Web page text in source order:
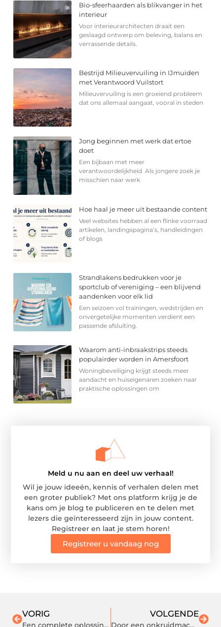
Bio-sfeerhaarden als blikvanger in het
interieur
Voor interieurarchitecten draait een
geslaagd ontwerp om beleving, balans en
verrassende details.
Bestrijd Milieuvervuiling in IJmuiden
met Verantwoord Vuilstort
Milieuvervuiling is een groeiend probleem
dat ons allemaal aangaat, vooral in steden
Jong beginnen met werk dat ertoe
doet
Een bijbaan met meer
verantwoordelijkheid Als jongere zoek je
misschien naar werk
Hoe haal je meer uit bestaande content
Veel websites hebben al een flinke voorraad
artikelen, landingspagina’s, handleidingen
of blogs
Strandlakens bedrukken voor je
sportclub of vereniging – een blijvend
aandenken voor elk lid
Een seizoen vol trainingen, wedstrijden en
onvergetelijke momenten verdient een
passende afsluiting.
Waarom anti-inbraakstrips steeds
populairder worden in Amersfoort
Woningbeveiliging krijgt steeds meer
aandacht en huiseigenaren zoeken naar
praktische oplossingen om
Meld u nu aan en deel uw verhaal!
Wil je jouw ideeën, kennis of verhalen delen met
een groter publiek? Met ons platform krijg je de
kans om je blog te publiceren en te delen met
lezers die geïnteresseerd zijn in jouw content.
Registreer en laat je stem horen!
Registreer u vandaag nog
VORIG VOLGENDE